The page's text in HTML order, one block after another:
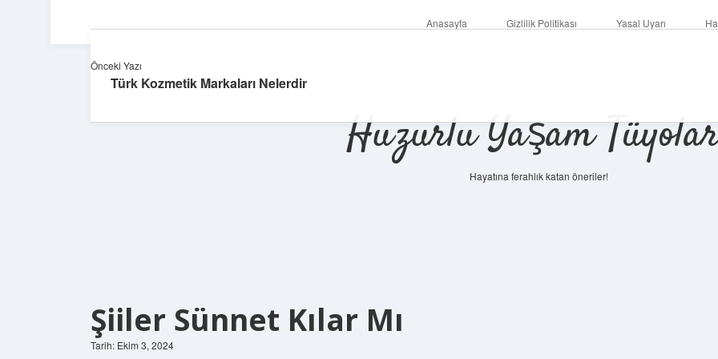
Anasayfa Gizlilik Politikası Yasal Uyarı
Huzurlu Yaşam
Hayatına ferahlık katan öneriler!
Şiiler Sünnet Kılar Mı
Tarih: Ekim 3, 2024
Önceki Yazı
Türk Kozmetik Markaları Nelerdir